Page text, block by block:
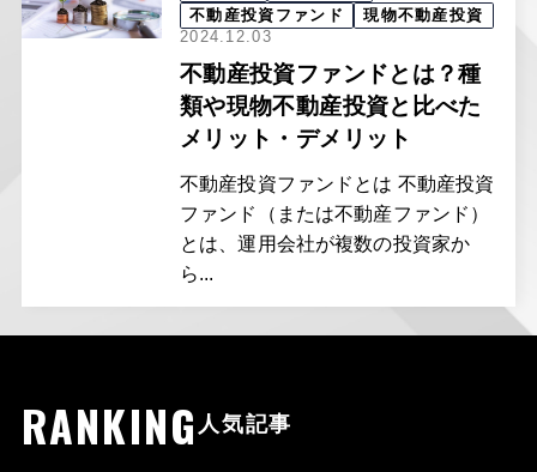
不動産投資ファンド
現物不動産投資
2024.12.03
不動産投資ファンドとは？種
類や現物不動産投資と比べた
メリット・デメリット
不動産投資ファンドとは 不動産投資
ファンド（または不動産ファンド）
とは、運用会社が複数の投資家か
ら...
RANKING 人気記事